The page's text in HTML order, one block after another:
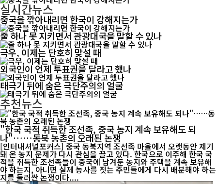
실시간뉴스
중국을 깎아내리면 한국이 강해지는가
줄 하나 못 지키면서 관광대국을 말할 수 있나
극우, 이제는 단호히 맞설 때
외국인이 언제 투표권을 달라고 했나
태극기 뒤에 숨은 극단주의의 얼굴
추천뉴스
"한국 국적 취득한 조선족, 중국 농지 계속 보유해도 되
나"……동북 농촌의 오래된 논쟁
[인터내셔널포커스] 중국 동북지역 조선족 마을에서 오랫동안 제기
돼 온 농지 문제가 다시 관심을 끌고 있다. 한국으로 이주해 한국 국
적을 취득한 조선족들이 중국에 남겨둔 농지와 주택을 계속 보유해
야 하는지, 아니면 실제 농사를 짓는 주민들에게 다시 배분해야 하는
지를 둘러싼 논쟁이다....